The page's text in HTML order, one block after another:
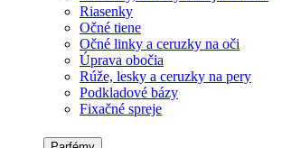
Riasenky
Očné tiene
Očné linky a ceruzky na oči
Úprava obočia
Rúže, lesky a ceruzky na pery
Podkladové bázy
Fixačné spreje